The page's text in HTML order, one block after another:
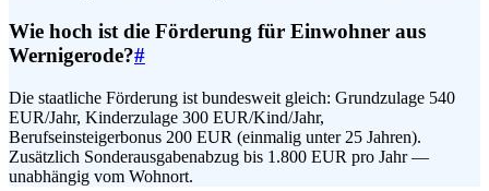
Wie hoch ist die Förderung für Einwohner aus
Wernigerode?#
Die staatliche Förderung ist bundesweit gleich: Grundzulage 540
EUR/Jahr, Kinderzulage 300 EUR/Kind/Jahr,
Berufseinsteigerbonus 200 EUR (einmalig unter 25 Jahren).
Zusätzlich Sonderausgabenabzug bis 1.800 EUR pro Jahr —
unabhängig vom Wohnort.